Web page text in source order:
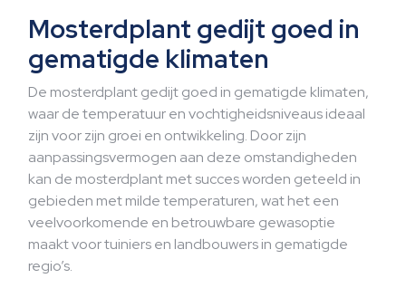
Mosterdplant gedijt goed in
gematigde klimaten
De mosterdplant gedijt goed in gematigde klimaten,
waar de temperatuur en vochtigheidsniveaus ideaal
zijn voor zijn groei en ontwikkeling. Door zijn
aanpassingsvermogen aan deze omstandigheden
kan de mosterdplant met succes worden geteeld in
gebieden met milde temperaturen, wat het een
veelvoorkomende en betrouwbare gewasoptie
maakt voor tuiniers en landbouwers in gematigde
regio’s.